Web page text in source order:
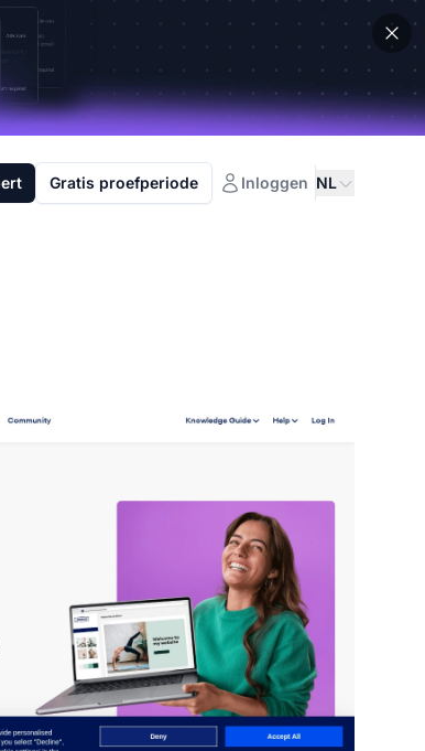
Gratis proefperiode Inloggen NL